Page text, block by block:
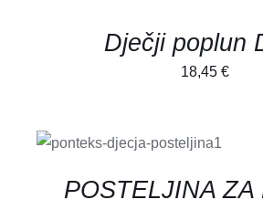
Dječji poplun
18,45 €
SELECT OPTIONS
/
POSTELJINA ZA